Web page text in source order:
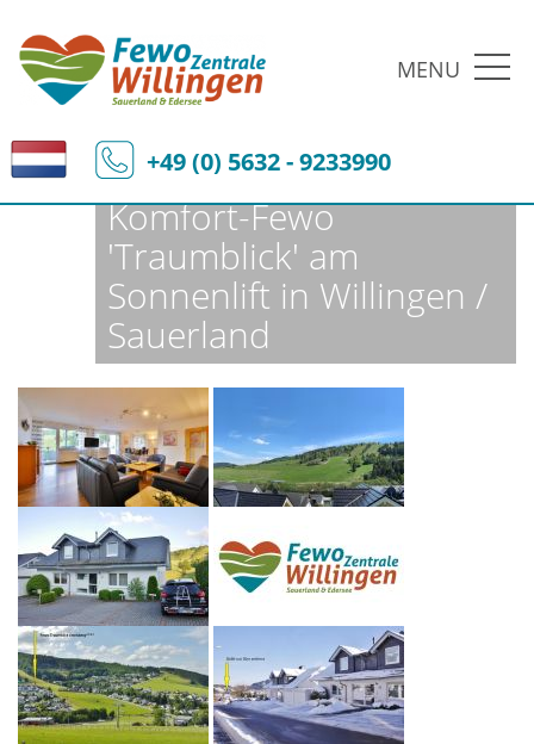
MENU
+49 (0) 5632 - 9233990
Fewo-Zentrale Willingen Ferienobjekte Fewo-Details
Komfort-Fewo
'Traumblick' am
Sonnenlift in Willingen /
Sauerland